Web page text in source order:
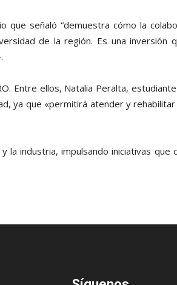
que señaló “demuestra cómo la
de la región. Es una inversión
Entre ellos, Natalia Peralta,
ya que «permitirá atender y
industria, impulsando iniciativas que